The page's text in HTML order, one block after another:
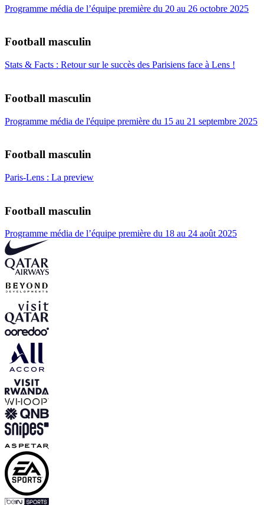
Programme média de l’équipe première du 20 au 26 octobre 2025
Football masculin
Stats & Facts : Retour sur le succès des Parisiens face à Lens !
Football masculin
Programme média de l'équipe première du 15 au 21 septembre 2025
Football masculin
Paris-Lens : La preview
Football masculin
Programme média de l’équipe première du 18 au 24 août 2025